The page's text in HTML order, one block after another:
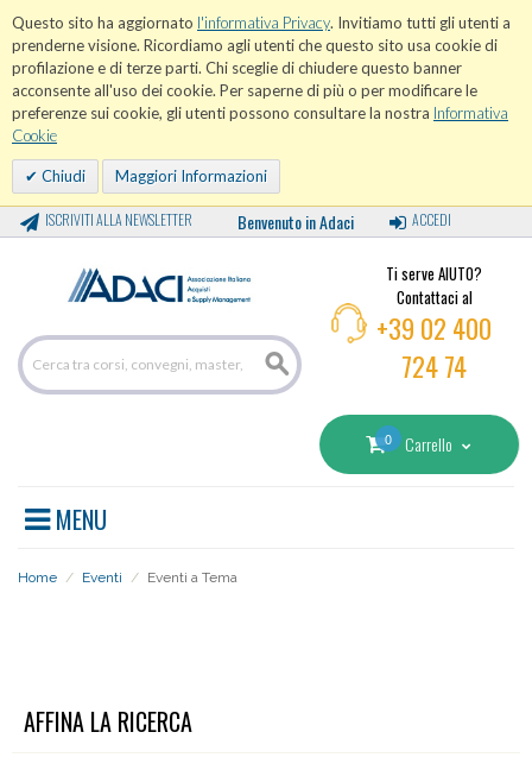
Questo sito ha aggiornato l'informativa Privacy. Invitiamo tutti gli utenti a
prenderne visione. Ricordiamo agli utenti che questo sito usa cookie di
profilazione e di terze parti. Chi sceglie di chiudere questo banner
acconsente all'uso dei cookie. Per saperne di più o per modificare le
preferenze sui cookie, gli utenti possono consultare la nostra Informativa
Cookie
Chiudi Maggiori Informazioni
ISCRIVITI ALLA NEWSLETTER Benvenuto in Adaci ACCEDI
Ti serve AIUTO?
Contattaci al
+39 02 400
724 74
0 Carrello
MENU
Home / Eventi / Eventi a Tema
AFFINA LA RICERCA